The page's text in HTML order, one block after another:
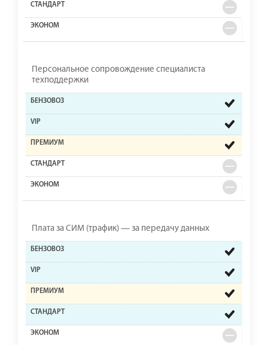
Персональное сопровождение специалиста
техподдержки
Плата за СИМ (трафик) — за передачу данных